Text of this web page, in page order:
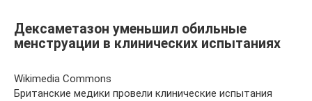
Дексаметазон уменьшил обильные
менструации в клинических испытаниях
Wikimedia Commons
Британские медики провели клинические испытания